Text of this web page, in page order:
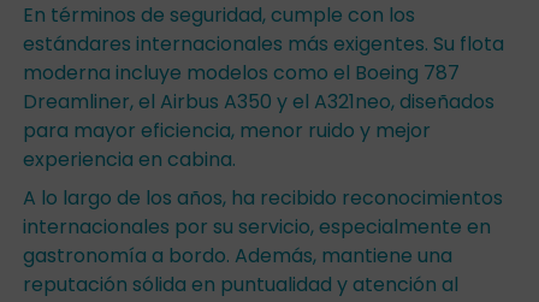
En términos de seguridad, cumple con los
estándares internacionales más exigentes. Su flota
moderna incluye modelos como el Boeing 787
Dreamliner, el Airbus A350 y el A321neo, diseñados
para mayor eficiencia, menor ruido y mejor
experiencia en cabina.
A lo largo de los años, ha recibido reconocimientos
internacionales por su servicio, especialmente en
gastronomía a bordo. Además, mantiene una
reputación sólida en puntualidad y atención al